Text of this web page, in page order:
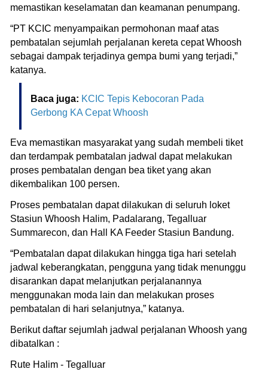
memastikan keselamatan dan keamanan penumpang.
“PT KCIC menyampaikan permohonan maaf atas
pembatalan sejumlah perjalanan kereta cepat Whoosh
sebagai dampak terjadinya gempa bumi yang terjadi,”
katanya.
Baca juga: KCIC Tepis Kebocoran Pada
Gerbong KA Cepat Whoosh
Eva memastikan masyarakat yang sudah membeli tiket
dan terdampak pembatalan jadwal dapat melakukan
proses pembatalan dengan bea tiket yang akan
dikembalikan 100 persen.
Proses pembatalan dapat dilakukan di seluruh loket
Stasiun Whoosh Halim, Padalarang, Tegalluar
Summarecon, dan Hall KA Feeder Stasiun Bandung.
“Pembatalan dapat dilakukan hingga tiga hari setelah
jadwal keberangkatan, pengguna yang tidak menunggu
disarankan dapat melanjutkan perjalanannya
menggunakan moda lain dan melakukan proses
pembatalan di hari selanjutnya,” katanya.
Berikut daftar sejumlah jadwal perjalanan Whoosh yang
dibatalkan :
Rute Halim - Tegalluar